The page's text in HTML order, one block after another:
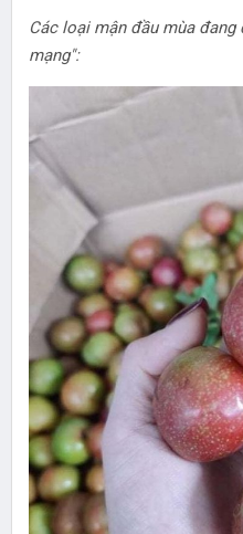
Các loại mận đầu mùa
mạng":